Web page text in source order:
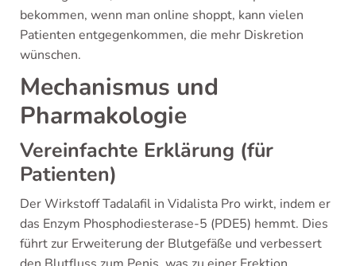
bekommen, wenn man online shoppt, kann vielen
Patienten entgegenkommen, die mehr Diskretion
wünschen.
Mechanismus und
Pharmakologie
Vereinfachte Erklärung (für
Patienten)
Der Wirkstoff Tadalafil in Vidalista Pro wirkt, indem er
das Enzym Phosphodiesterase-5 (PDE5) hemmt. Dies
führt zur Erweiterung der Blutgefäße und verbessert